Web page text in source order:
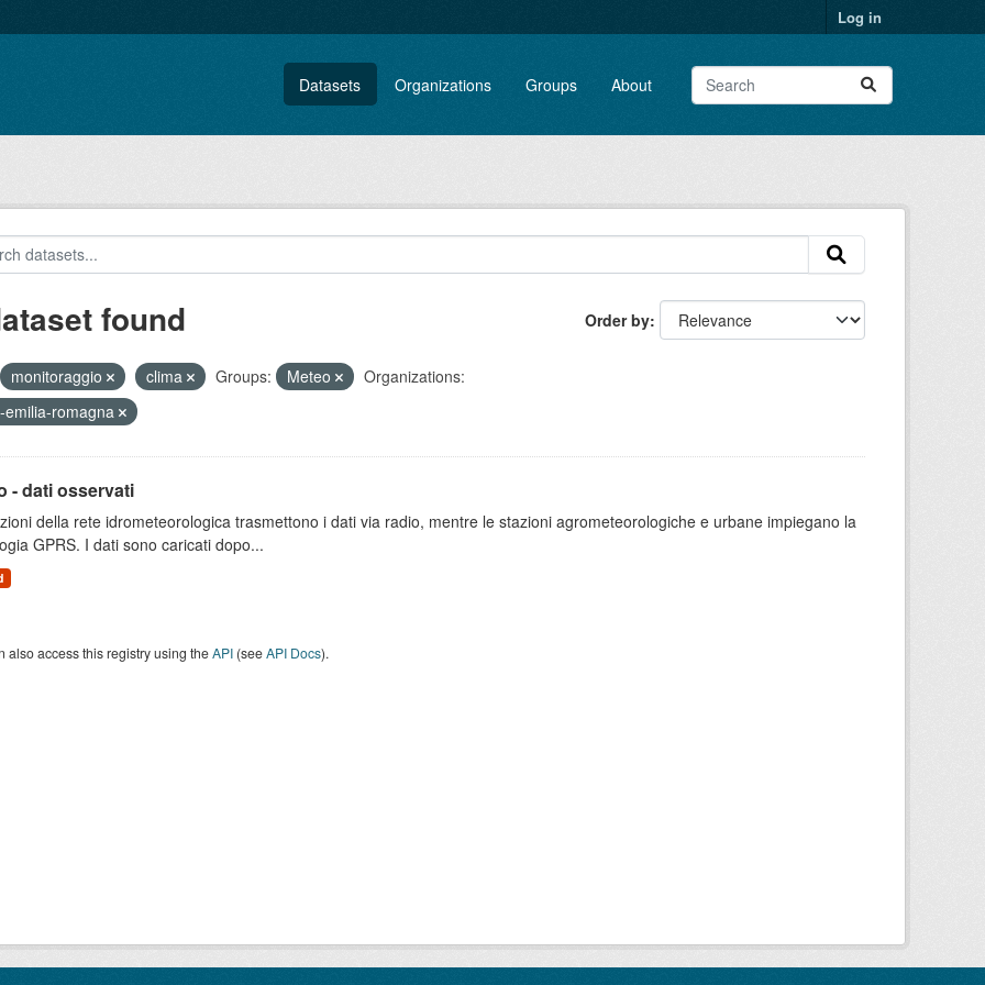
Log in
Datasets Organizations Groups About
Order by
found
monitoraggio clima Groups: Meteo
Organizations:
emilia-romagna
- dati osservati
della rete idrometeorologica trasmettono i dati via radio, mentre le stazioni agrometeorologiche e urbane impiegano la
GPRS. I dati sono caricati dopo...
also access this registry using theAPI(seeAPI Docs).